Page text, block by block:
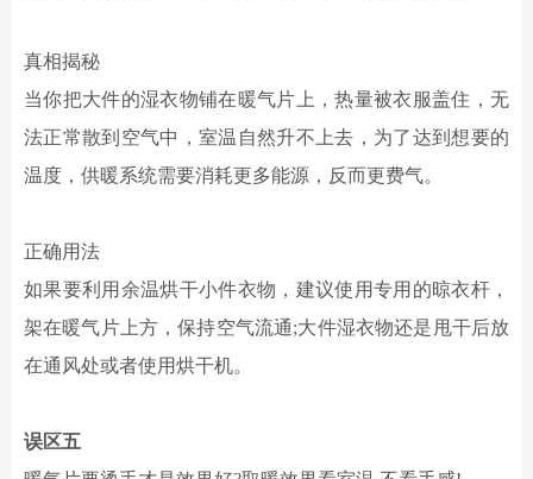
真相揭秘
当你把大件的湿衣物铺在暖气片上，热量被衣服盖住，无
法正常散到空气中，室温自然升不上去，为了达到想要的
温度，供暖系统需要消耗更多能源，反而更费气。
正确用法
如果要利用余温烘干小件衣物，建议使用专用的晾衣杆，
架在暖气片上方，保持空气流通;大件湿衣物还是甩干后放
在通风处或者使用烘干机。
误区五